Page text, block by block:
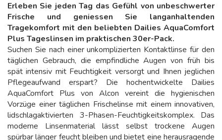
Erleben Sie jeden Tag das Gefühl von unbeschwerter
Frische und geniessen Sie langanhaltenden
Tragekomfort mit den beliebten Dailies AquaComfort
Plus Tageslinsen im praktischen 30er-Pack.
Suchen Sie nach einer unkomplizierten Kontaktlinse für den
täglichen Gebrauch, die empfindliche Augen von früh bis
spät intensiv mit Feuchtigkeit versorgt und Ihnen jeglichen
Pflegeaufwand erspart? Die hochentwickelte Dailies
AquaComfort Plus von Alcon vereint die hygienischen
Vorzüge einer täglichen Frischelinse mit einem innovativen,
lidschlagaktivierten 3-Phasen-Feuchtigkeitskomplex. Das
moderne Linsenmaterial lässt selbst trockene Augen
spürbar länger feucht bleiben und bietet eine herausragende